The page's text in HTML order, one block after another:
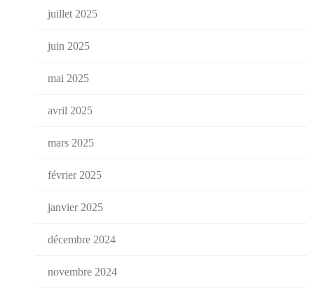
juillet 2025
juin 2025
mai 2025
avril 2025
mars 2025
février 2025
janvier 2025
décembre 2024
novembre 2024